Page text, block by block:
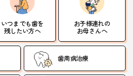
いつまでも歯を
残したい方へ
お子様連れの
お母さんへ
歯周病治療